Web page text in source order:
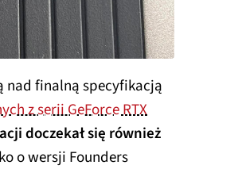
nad finalną specyfikacją
z serii GeForce RTX
doczekał się również
o wersji Founders